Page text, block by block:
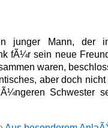
junger Mann, der
fÃ¼r sein neue
waren,
aber doch
Schwester